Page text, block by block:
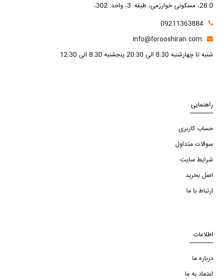
28.0، مسکونی خوارزمی، طبقه: 3، واحد: 302،
09211363884
info@forooshiran.com
شنبه تا چهارشنبه 8:30 الی 20:30 پنجشنبه 8:30 الی 12:30
راهنمایی
حساب کاربری
سوالات متداول
شرایط سایت
اصل بخرید
ارتباط با ما
اطلاعات
درباره ما
اعتماد به ما